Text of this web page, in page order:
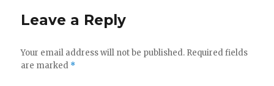
Leave a Reply
Your email address will not be published. Required fields
are marked *